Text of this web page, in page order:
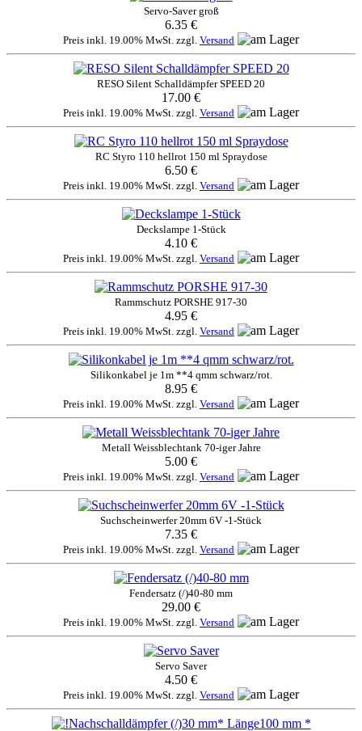
Servo-Saver groß
6.35 €
Preis inkl. 19.00% MwSt. zzgl. Versand
RESO Silent Schalldämpfer SPEED 20
17.00 €
Preis inkl. 19.00% MwSt. zzgl. Versand
RC Styro 110 hellrot 150 ml Spraydose
6.50 €
Preis inkl. 19.00% MwSt. zzgl. Versand
Deckslampe 1-Stück
4.10 €
Preis inkl. 19.00% MwSt. zzgl. Versand
Rammschutz PORSHE 917-30
4.95 €
Preis inkl. 19.00% MwSt. zzgl. Versand
Silikonkabel je 1m **4 qmm schwarz/rot.
8.95 €
Preis inkl. 19.00% MwSt. zzgl. Versand
Metall Weissblechtank 70-iger Jahre
5.00 €
Preis inkl. 19.00% MwSt. zzgl. Versand
Suchscheinwerfer 20mm 6V -1-Stück
7.35 €
Preis inkl. 19.00% MwSt. zzgl. Versand
Fendersatz (/)40-80 mm
29.00 €
Preis inkl. 19.00% MwSt. zzgl. Versand
Servo Saver
4.50 €
Preis inkl. 19.00% MwSt. zzgl. Versand